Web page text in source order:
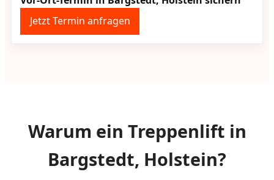
Jetzt Termin anfragen
Warum ein Treppenlift in
Bargstedt, Holstein?